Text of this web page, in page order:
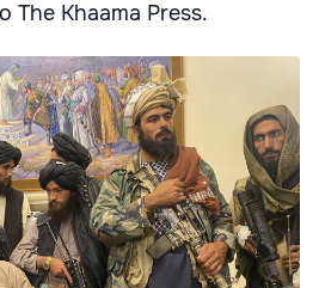
The Khaama Press.